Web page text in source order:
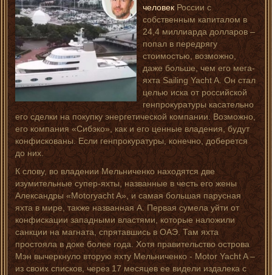
человекРоссии с
собственным капиталом в
24,4 миллиарда долларов –
попал в передрягу
стоимостью, возможно,
даже больше, чем его мега-
яхта Sailing Yacht A. Он стал
целью иска от российской
генпрокуратуры касательно
его сделки на покупку энергетической компании. Возможно,
его компания «Сибэко», как и его ценные владения, будут
конфискованы. Если генпрокуратуры, конечно, доберется
до них.
К слову, во владении Мельниченко находятся две
изумительные супер-яхты, названные в честь его жены
Александры «Motoryacht A», и самая большая парусная
яхта в мире, также названная А. Первая сумела уйти от
конфискации западными властями, которые наложили
санкции на магната, спрятавшись в ОАЭ. Там яхта
простояла в доке более года. Хотя правительство острова
Мэн вычеркнуло вторую яхту Мельниченко - Motor Yacht A –
из своих списков, через 17 месяцев ее видели издалека с